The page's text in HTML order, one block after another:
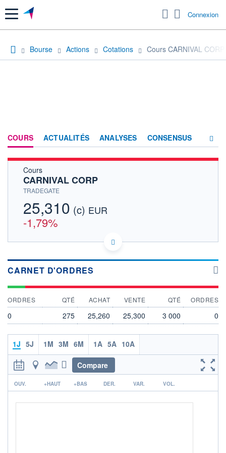
Menu Connexion
Bourse Actions Cotations Cours CARNIVAL CORP
COURS ACTUALITÉS ANALYSES CONSENSUS
Cours
CARNIVAL CORP
TRADEGATE
25,310 (c) EUR
-1,79%
BMG2004J1036 3B5
Cotation sur les autres places
12h19 15h37 18h55
OUVERTURE
+ HAUT + BAS
CARNET D'ORDRES
ORDRES QTÉ ACHAT VENTE QTÉ ORDRES
0 275 25,260 25,300 3 000 0
1J 5J 1M 3M 6M 1A 5A 10A
Compare
r
OUV. +HAUT +BAS DER. VAR. VOL.